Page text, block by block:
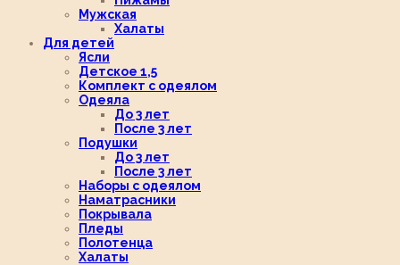
Мужская
Халаты
Для детей
Ясли
Детское 1,5
Комплект с одеялом
Одеяла
До 3 лет
После 3 лет
Подушки
До 3 лет
После 3 лет
Наборы с одеялом
Наматрасники
Покрывала
Пледы
Полотенца
Халаты